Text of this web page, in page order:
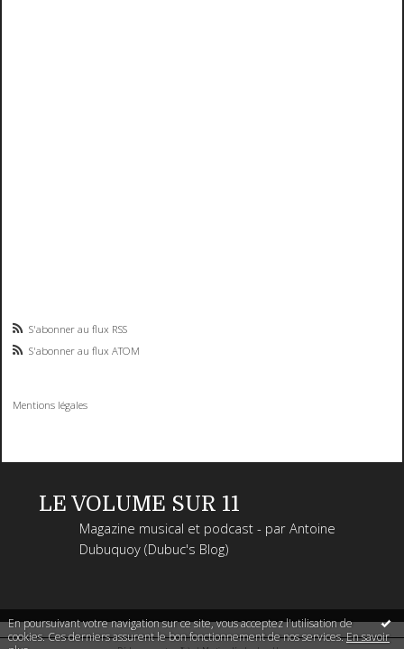
En poursuivant votre navigation sur ce site, vous acceptez l'utilisation de
cookies. Ces derniers assurent le bon fonctionnement de nos services.En savoir
S'abonner au flux RSS
S'abonner au flux ATOM
Mentions légales
LE VOLUME SUR 11
Magazine musical et podcast - par Antoine
Dubuquoy (Dubuc's Blog)